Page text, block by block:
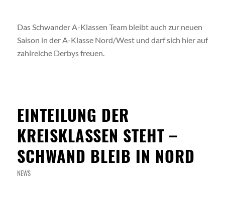
Das Schwander A-Klassen Team bleibt auch zur neuen
Saison in der A-Klasse Nord/West und darf sich hier auf
zahlreiche Derbys freuen.
EINTEILUNG DER
KREISKLASSEN STEHT –
SCHWAND BLEIB IN NORD
NEWS